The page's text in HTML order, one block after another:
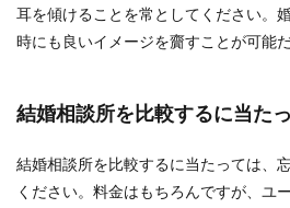
耳を傾けることを常としてください。
時にも良いイメージを齎すことが可能
結婚相談所を比較するに当た
結婚相談所を比較するに当たっては、
ください。料金はもちろんですが、ユ